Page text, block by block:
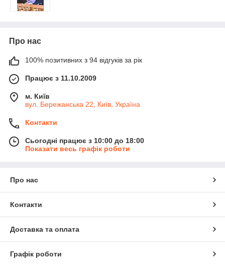
Про нас
100% позитивних з 94 відгуків за рік
Працює з 11.10.2009
м. Київ
вул. Бережанська 22, Київ, Україна
Контакти
Сьогодні працює з 10:00 до 18:00
Показати весь графік роботи
Про нас
Контакти
Доставка та оплата
Графік роботи